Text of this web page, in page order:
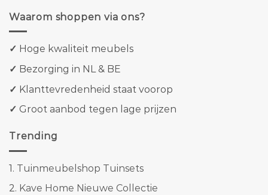
Waarom shoppen via ons?
✓ Hoge kwaliteit meubels
✓ Bezorging in NL & BE
✓ Klanttevredenheid staat voorop
✓ Groot aanbod tegen lage prijzen
Trending
1. Tuinmeubelshop Tuinsets
2. Kave Home Nieuwe Collectie